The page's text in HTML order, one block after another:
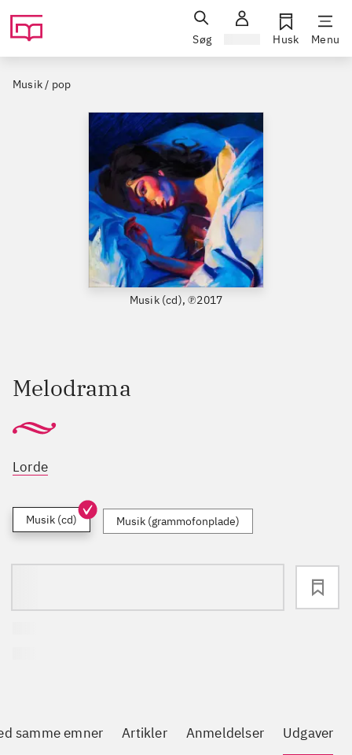
Søg Husk Menu
Musik / pop
Musik (cd), ℗2017
Melodrama
Lorde
Musik (cd) Musik (grammofonplade)
samme emner Artikler Anmeldelser Udgaver